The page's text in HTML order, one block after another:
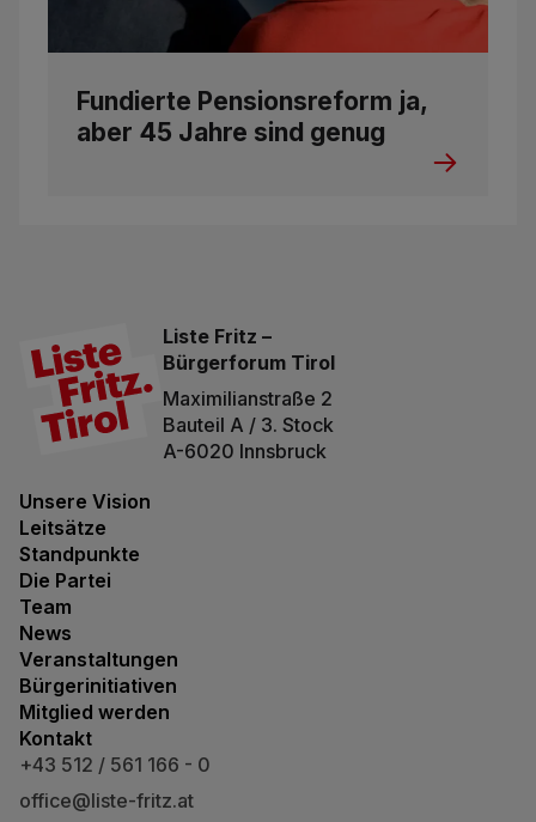
Fundierte Pensionsreform ja,
aber 45 Jahre sind genug
Liste Fritz –
Bürgerforum Tirol
Maximilianstraße 2
Bauteil A / 3. Stock
A-6020 Innsbruck
Unsere Vision
Leitsätze
Standpunkte
Die Partei
Team
News
Veranstaltungen
Bürgerinitiativen
Mitglied werden
Kontakt
+43 512 / 561 166 - 0
office@liste-fritz.at